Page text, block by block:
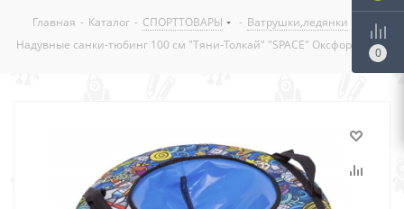
Главная - Каталог - СПОРТТОВАРЫ - Ватрушки,ледянки
Надувные санки-тюбинг 100 см "Тяни-Толкай" "SPACE" Оксфорд/Омск
0